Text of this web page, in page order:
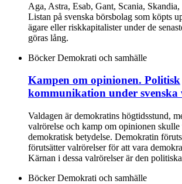
Aga, Astra, Esab, Gant, Scania,
Listan på svenska börsbolag som köpts
ägare eller riskkapitalister under de
göras lång.
Böcker Demokrati och samhälle
Kampen om opinionen. Politisk
kommunikation under svenska
Valdagen är demokratins högtidsstund,
valrörelse och kamp om opinionen
demokratisk betydelse. Demokratin
förutsätter valrörelser för att vara
Kärnan i dessa valrörelser är den
Böcker Demokrati och samhälle